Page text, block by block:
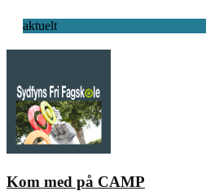
aktuelt
Kom med på CAMP